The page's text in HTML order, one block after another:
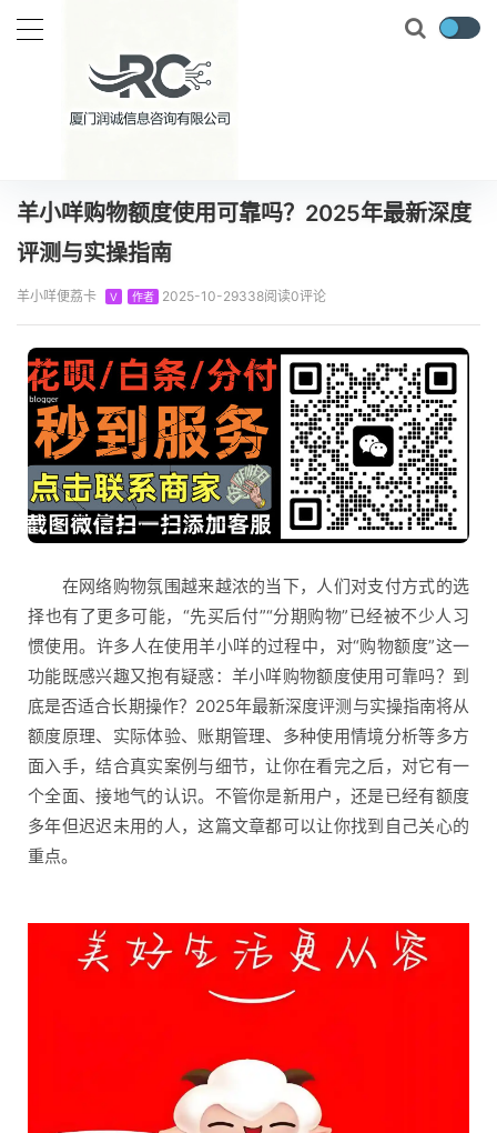
当前位置： 首页 知识百科
羊小咩购物额度使用可靠吗？2025年最新深度
评测与实操指南
羊小咩便荔卡 V 作者 2025-10-29338阅读0评论
在网络购物氛围越来越浓的当下，人们对支付方式的选
择也有了更多可能，“先买后付”“分期购物”已经被不少人习
惯使用。许多人在使用羊小咩的过程中，对“购物额度”这一
功能既感兴趣又抱有疑惑：羊小咩购物额度使用可靠吗？到
底是否适合长期操作？2025年最新深度评测与实操指南将从
额度原理、实际体验、账期管理、多种使用情境分析等多方
面入手，结合真实案例与细节，让你在看完之后，对它有一
个全面、接地气的认识。不管你是新用户，还是已经有额度
多年但迟迟未用的人，这篇文章都可以让你找到自己关心的
重点。